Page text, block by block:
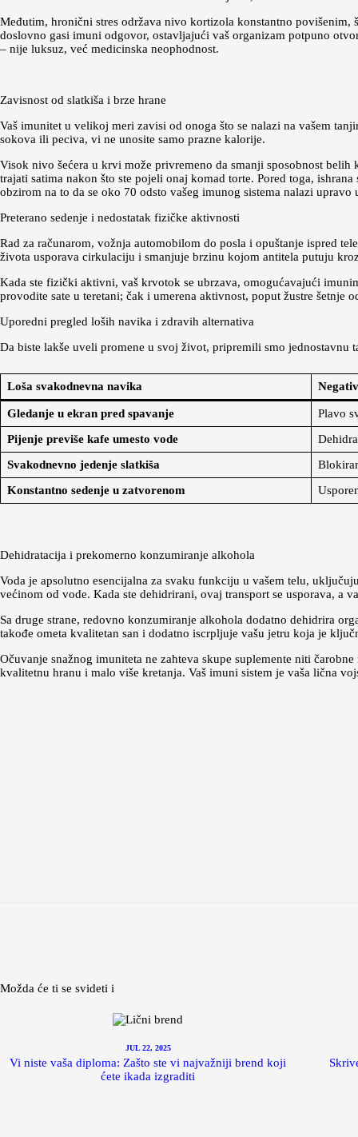
Međutim, hronični stres održava nivo kortizola konstantno povišenim,
doslovno gasi imuni odgovor, ostavljajući vaš organizam potpuno
– nije luksuz, već medicinska neophodnost.
Zavisnost od slatkiša i brze hrane
Vaš imunitet u velikoj meri zavisi od onoga što se nalazi na vašem
sokova ili peciva, vi ne unosite samo prazne kalorije.
Visok nivo šećera u krvi može privremeno da smanji sposobnost
trajati satima nakon što ste pojeli onaj komad torte. Pored toga,
obzirom na to da se oko 70 odsto vašeg imunog sistema nalazi
Preterano sedenje i nedostatak fizičke aktivnosti
Rad za računarom, vožnja automobilom do posla i opuštanje ispred
života usporava cirkulaciju i smanjuje brzinu kojom antitela putuju
Kada ste fizički aktivni, vaš krvotok se ubrzava, omogućavajući
provodite sate u teretani; čak i umerena aktivnost, poput žustre šetnje
Uporedni pregled loših navika i zdravih alternativa
Da biste lakše uveli promene u svoj život, pripremili smo jednostavnu
Loša svakodnevna navika
Gledanje u ekran pred spavanje
Plavo
Pijenje previše kafe umesto vode
Svakodnevno jedenje slatkiša
Konstantno sedenje u zatvorenom
Dehidratacija i prekomerno konzumiranje alkohola
Voda je apsolutno esencijalna za svaku funkciju u vašem telu,
većinom od vode. Kada ste dehidrirani, ovaj transport se usporava, a
Sa druge strane, redovno konzumiranje alkohola dodatno dehidrira
takođe ometa kvalitetan san i dodatno iscrpljuje vašu jetru koja je
Očuvanje snažnog imuniteta ne zahteva skupe suplemente niti
kvalitetnu hranu i malo više kretanja. Vaš imuni sistem je vaša lična
Možda će ti se svideti i
JUL 22, 2025
Vi niste vaša diploma: Zašto ste vi najvažniji brend koji
ćete ikada izgraditi